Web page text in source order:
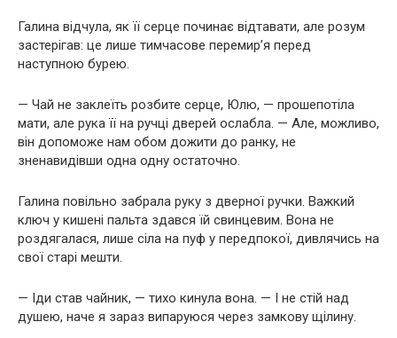
Галина відчула, як її серце починає відтавати, але розум
застерігав: це лише тимчасове перемир’я перед
наступною бурею.
— Чай не заклеїть розбите серце, Юлю, — прошепотіла
мати, але рука її на ручці дверей ослабла. — Але, можливо,
він допоможе нам обом дожити до ранку, не
зненавидівши одна одну остаточно.
Галина повільно забрала руку з дверної ручки. Важкий
ключ у кишені пальта здався їй свинцевим. Вона не
роздягалася, лише сіла на пуф у передпокої, дивлячись на
свої старі мешти.
— Іди став чайник, — тихо кинула вона. — І не стій над
душею, наче я зараз випаруюся через замкову щілину.